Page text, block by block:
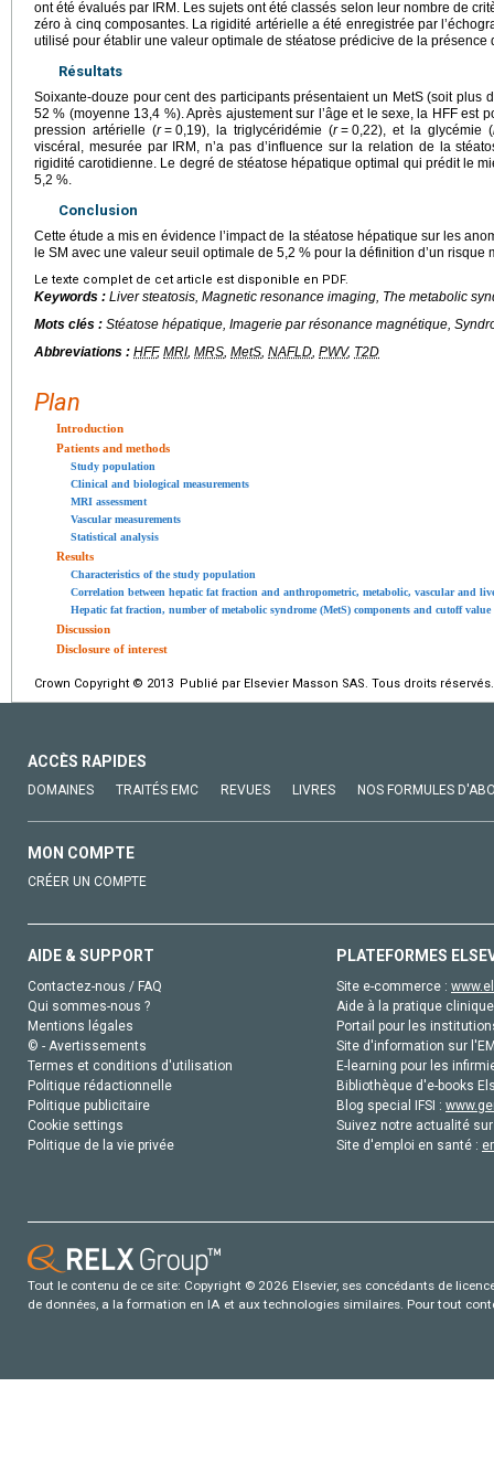
ont été évalués par IRM. Les sujets ont été classés selon leur nombre de
zéro à cinq composantes. La rigidité artérielle a été enregistrée par
utilisé pour établir une valeur optimale de stéatose prédicive de la présence
Résultats
Soixante-douze pour cent des participants présentaient un MetS (soit plus
52 % (moyenne 13,4 %). Après ajustement sur l’âge et le sexe, la HFF est
pression artérielle (r = 0,19), la triglycéridémie (r = 0,22), et la glycémie (
viscéral, mesurée par IRM, n’a pas d’influence sur la relation de la
rigidité carotidienne. Le degré de stéatose hépatique optimal qui prédit le
5,2 %.
Conclusion
Cette étude a mis en évidence l’impact de la stéatose hépatique sur les
le SM avec une valeur seuil optimale de 5,2 % pour la définition d’un risque
Le texte complet de cet article est disponible en PDF.
Keywords : Liver steatosis, Magnetic resonance imaging, The metabolic
Mots clés : Stéatose hépatique, Imagerie par résonance magnétique,
Abbreviations : HFF, MRI, MRS, MetS, NAFLD, PWV, T2D
Plan
Introduction
Patients and methods
Study population
Clinical and biological measurements
MRI assessment
Vascular measurements
Statistical analysis
Results
Characteristics of the study population
Correlation between hepatic fat fraction and anthropometric, metabolic, vascular and
Hepatic fat fraction, number of metabolic syndrome (MetS) components and cutoff
Discussion
Disclosure of interest
Crown Copyright © 2013 Publié par Elsevier Masson SAS. Tous droits réservés.
ACCÈS RAPIDES
DOMAINES TRAITÉS EMC REVUES LIVRES NOS FORMULES
MON COMPTE
CRÉER UN COMPTE
AIDE & SUPPORT
Contactez-nous / FAQ
Qui sommes-nous ?
Mentions légales
© - Avertissements
Termes et conditions d'utilisation
Politique rédactionnelle
Politique publicitaire
Cookie settings
Politique de la vie privée
PLATEFORMES
Site e-commerce :
Aide à la pratique
Portail pour les
Site d'information sur
E-learning pour les
Bibliothèque d'e-books
Blog special IFSI :
Suivez notre actualité
Site d'emploi en santé :
Tout le contenu de ce site: Copyright © 2026 Elsevier, ses concédants de
de données, a la formation en IA et aux technologies similaires. Pour tout